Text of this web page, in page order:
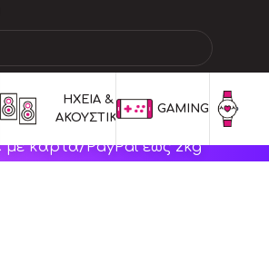
ΗΧΕΙΑ &
ΑΚΟΥΣΤΙΚΑ
GAMING
με κάρτα/PayPal έως 2kg